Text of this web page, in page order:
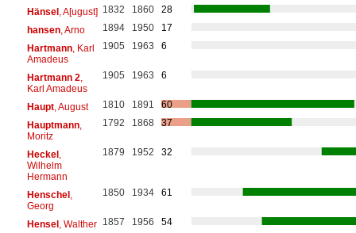
Hänsel, A[ugust] 1832 1860
28
hansen, Arno 1894 1950
17
Hartmann, Karl
Amadeus
1905 1963 6
Hartmann 2
Karl Amadeus
1905 1963 6
Haupt, August 1810 1891
60
Hauptmann,
Moritz
1792 1868 37
Heckel,
Wilhelm
Hermann
1879 1952 32
Henschel,
Georg
1850 1934 61
Hensel, Walther 1857 1956
54